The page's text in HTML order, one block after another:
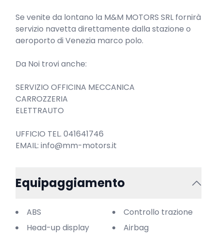
Se venite da lontano la M&M MOTORS SRL fornirà
servizio navetta direttamente dalla stazione o
aeroporto di Venezia marco polo.
Da Noi trovi anche:
SERVIZIO OFFICINA MECCANICA
CARROZZERIA
ELETTRAUTO
UFFICIO TEL. 041641746
EMAIL: info@mm-motors.it
Equipaggiamento
ABS
Controllo trazione
Head-up display
Airbag